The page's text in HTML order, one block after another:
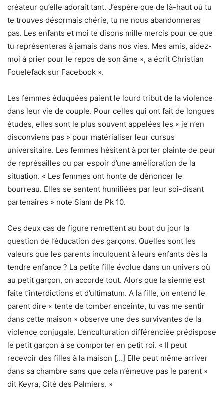
créateur qu’elle adorait tant. J’espère que de là-haut où tu
te trouves désormais chérie, tu ne nous abandonneras
pas. Les enfants et moi te disons mille mercis pour ce que
tu représenteras à jamais dans nos vies. Mes amis, aidez-
moi à prier pour le repos de son âme », a écrit Christian
Fouelefack sur Facebook ».
Les femmes éduquées paient le lourd tribut de la violence
dans leur vie de couple. Pour celles qui ont fait de longues
études, elles sont le plus souvent appelées les « je n’en
disconviens pas » pour matérialiser leur cursus
universitaire. Les femmes hésitent à porter plainte de peur
de représailles ou par espoir d’une amélioration de la
situation. « Les femmes ont honte de dénoncer le
bourreau. Elles se sentent humiliées par leur soi-disant
partenaires » note Siam de Pk 10.
Ces deux cas de figure remettent au bout du jour la
question de l’éducation des garçons. Quelles sont les
valeurs que les parents inculquent à leurs enfants dès la
tendre enfance ? La petite fille évolue dans un univers où
au petit garçon, on accorde tout. Alors que la sienne est
faite t’interdictions et d’ultimatum. A la fille, on entend le
parent dire « tente de tomber enceinte, tu vas me sentir
dans cette maison » observe une des survivantes de la
violence conjugale. L’enculturation différenciée prédispose
le petit garçon à se comporter en petit roi. « Il peut
recevoir des filles à la maison […] Elle peut même arriver
dans sa chambre sans que cela n’émeuve pas le parent »
dit Keyra, Cité des Palmiers. »